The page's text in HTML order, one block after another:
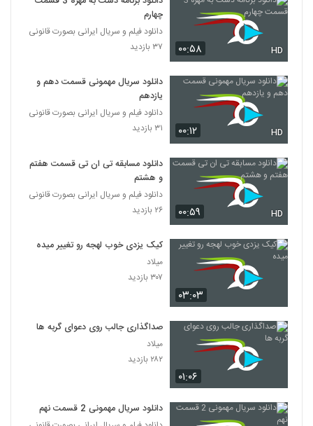
۰۰:۵۸ HD
چهارم
دانلود فیلم و سریال ایرانی بصورت قانونی
۳۷ بازدید
۰۰:۱۲ HD
دانلود سریال مهمونی قسمت دهم و
یازدهم
دانلود فیلم و سریال ایرانی بصورت قانونی
۳۱ بازدید
۰۰:۵۹ HD
دانلود مسابقه تی ان تی قسمت هفتم
و هشتم
دانلود فیلم و سریال ایرانی بصورت قانونی
۲۶ بازدید
۰۳:۰۳
کیک یزدی خوب لهجه رو تغییر میده
میلاد
۳۰۷ بازدید
۰۱:۰۶
صداگذاری جالب روی دعوای گربه ها
میلاد
۲۸۲ بازدید
دانلود سریال مهمونی 2 قسمت نهم